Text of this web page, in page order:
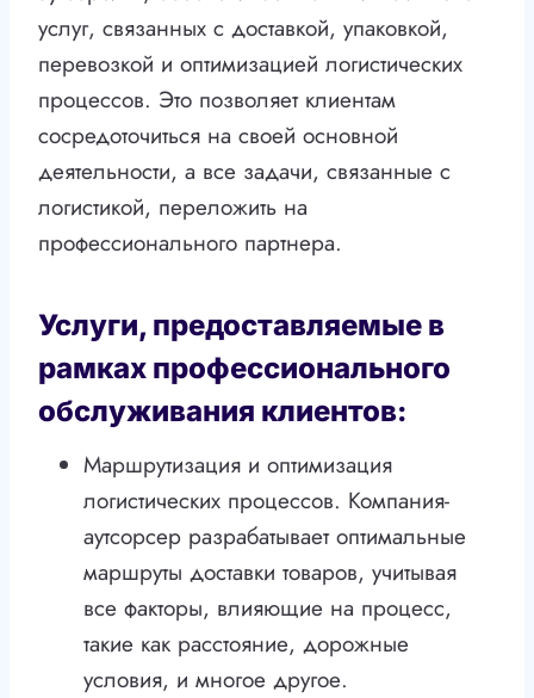
услуг, связанных с доставкой, упаковкой,
перевозкой и оптимизацией логистических
процессов. Это позволяет клиентам
сосредоточиться на своей основной
деятельности, а все задачи, связанные с
логистикой, переложить на
профессионального партнера.
Услуги, предоставляемые в
рамках профессионального
обслуживания клиентов:
Маршрутизация и оптимизация
логистических процессов. Компания-
аутсорсер разрабатывает оптимальные
маршруты доставки товаров, учитывая
все факторы, влияющие на процесс,
такие как расстояние, дорожные
условия, и многое другое.